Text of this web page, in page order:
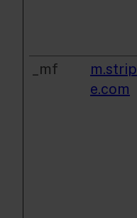
_mf
m.strip
e.com